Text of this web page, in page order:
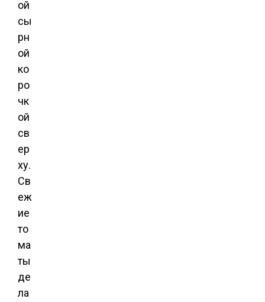
ой
сы
рн
ой
ко
ро
чк
ой
св
ер
ху.
Св
еж
ие
то
ма
ты
де
ла